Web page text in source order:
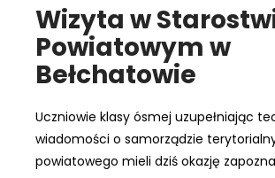
Wizyta w
Powiatowym w
Bełchatowie
Uczniowie klasy ósmej uzupełniając
wiadomości o samorządzie
powiatowego mieli dziś okazję